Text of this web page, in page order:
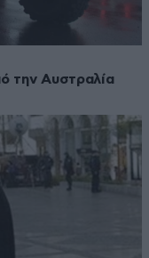
την Αυστραλία